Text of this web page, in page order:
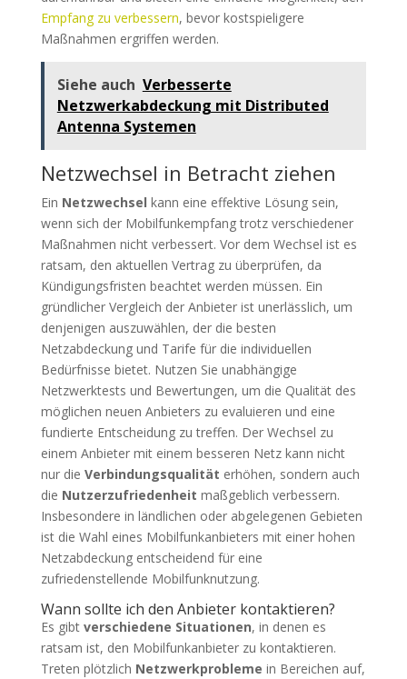
Empfang zu verbessern, bevor kostspieligere
Maßnahmen ergriffen werden.
Siehe auch Verbesserte
Netzwerkabdeckung mit Distributed
Antenna Systemen
Netzwechsel in Betracht ziehen
Ein Netzwechsel kann eine effektive Lösung sein,
wenn sich der Mobilfunkempfang trotz verschiedener
Maßnahmen nicht verbessert. Vor dem Wechsel ist es
ratsam, den aktuellen Vertrag zu überprüfen, da
Kündigungsfristen beachtet werden müssen. Ein
gründlicher Vergleich der Anbieter ist unerlässlich, um
denjenigen auszuwählen, der die besten
Netzabdeckung und Tarife für die individuellen
Bedürfnisse bietet. Nutzen Sie unabhängige
Netzwerktests und Bewertungen, um die Qualität des
möglichen neuen Anbieters zu evaluieren und eine
fundierte Entscheidung zu treffen. Der Wechsel zu
einem Anbieter mit einem besseren Netz kann nicht
nur die Verbindungsqualität erhöhen, sondern auch
die Nutzerzufriedenheit maßgeblich verbessern.
Insbesondere in ländlichen oder abgelegenen Gebieten
ist die Wahl eines Mobilfunkanbieters mit einer hohen
Netzabdeckung entscheidend für eine
zufriedenstellende Mobilfunknutzung.
Wann sollte ich den Anbieter kontaktieren?
Es gibt verschiedene Situationen, in denen es
ratsam ist, den Mobilfunkanbieter zu kontaktieren.
Treten plötzlich Netzwerkprobleme in Bereichen auf,